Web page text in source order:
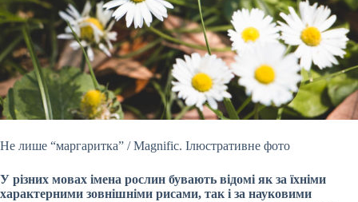
Не лише “маргаритка” / Мagnific. Ілюстративне фото
У різних мовах імена рослин бувають відомі як за їхніми
характерними зовнішніми рисами, так і за науковими